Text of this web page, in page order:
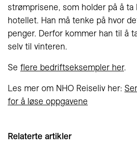
strømprisene, som holder på å ta
hotellet. Han må tenke på hvor
penger. Derfor kommer han til å
selv til vinteren.
Se flere bedriftseksempler her.
Les mer om NHO Reiseliv her:
for å løse oppgavene
Relaterte artikler